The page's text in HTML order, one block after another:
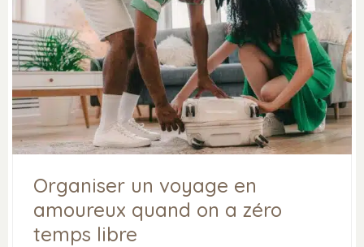
Organiser un voyage en
amoureux quand on a zéro
temps libre